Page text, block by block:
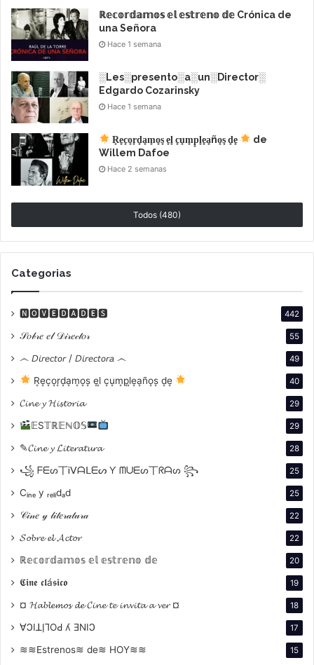
La proyección
se realizará el miércoles 27 de
marzo a las 20h. en la Sala 1
del Cine Gaumont (Rivadavia 1635)
y será abierta al público general con
entrada libre y gratuita
Oso de Plata: Jury Grand Prix – Daniel Burman
Oso de Plata: Mejor Actor – Daniel Hendler
Berlin International Film Festival – 2004
Bangkok World Film Festival – 2004
ℝ𝕖𝕔𝕠𝕣𝕕𝕒𝕞𝕠𝕤 𝕖𝕝 𝕖𝕤𝕥𝕣𝕖𝕟𝕠 𝕕𝕖 Crónica de
una Señora
Hace 1 semana
░Les░presento░a░un░Director░
Edgardo Cozarinsky
Hace 1 semana
R͙e͙c͙o͙r͙d͙a͙m͙o͙s͙ e͙l͙ c͙u͙m͙p͙l͙e͙a͙ño͙s͙ d͙e͙
de
Willem Dafoe
Hace 2 semanas
Todos (480)
Categorias
🅽🅾🆅🅴🅳🅰🅳🅴🆂 442
𝒮𝑜𝒷𝓇𝑒 𝑒𝓁 𝒟𝒾𝓇𝑒𝒸𝓉𝑜𝓇 55
෴ 𝘋𝘪𝘳𝘦𝘤𝘵𝘰𝘳 / 𝘋𝘪𝘳𝘦𝘤𝘵𝘰𝘳𝘢 ෴ 49
R͙e͙c͙o͙r͙d͙a͙m͙o͙s͙ e͙l͙ c͙u͙m͙p͙l͙e͙a͙ño͙s͙ d͙e͙ 40
𝓒𝓲𝓷𝓮 𝔂 𝓗𝓲𝓼𝓽𝓸𝓻𝓲𝓪 29
𝔼S𝕋ℝ𝔼ℕ𝕆𝕊 29
✎𝓒𝓲𝓷𝓮 𝔂 𝓛𝓲𝓽𝓮𝓻𝓪𝓽𝓾𝓻𝓪 28
꧁ ᖴᗴᔕ丅Ꭵᐯᗩᒪᗴᔕ Ƴ ᗰᑌᗴᔕ丅ᖇᗩᔕ ꧂ 25
Cᵢₙₑ y ᵣₑₗᵢdₐd 25
𝒞𝒾𝓃𝑒 𝓎 𝓁𝒾𝓉𝑒𝓇𝒶𝓉𝓊𝓇𝒶 22
𝓢𝓸𝓫𝓻𝓮 𝓮𝓵 𝓐𝓬𝓽𝓸𝓻 22
ℝ𝕖𝕔𝕠𝕣𝕕𝕒𝕞𝕠𝕤 𝕖𝕝 𝕖𝕤𝕥𝕣𝕖𝕟𝕠 𝕕𝕖 20
𝕮𝖎𝖓𝖊 𝖈𝖑á𝖘𝖎𝖈𝖔 19
¤ 𝓗𝓪𝓫𝓵𝓮𝓶𝓸𝓼 𝓭𝓮 𝓒𝓲𝓷𝓮 𝓽𝓮 𝓲𝓷𝓿𝓲𝓽𝓪 𝓪 𝓿𝓮𝓻 ¤ 18
∀ϽIꓕI̗⅂OԀ ʎ ƎNIϽ 17
≋≋Estrenos≋ de≋ HOY≋≋ 15